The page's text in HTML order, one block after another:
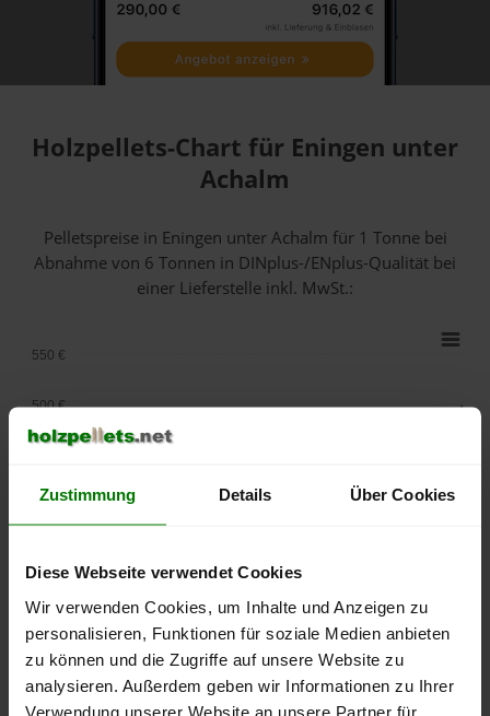
Zustimmung Details Über Cookies
Diese Webseite verwendet Cookies
Wir verwenden Cookies, um Inhalte und Anzeigen zu
personalisieren, Funktionen für soziale Medien anbieten
zu können und die Zugriffe auf unsere Website zu
analysieren. Außerdem geben wir Informationen zu Ihrer
Verwendung unserer Website an unsere Partner für
Holzpellets-Chart für Eningen unter
Achalm
Pelletspreise in Eningen unter Achalm für 1 Tonne bei
Abnahmevon 6 Tonnen in DINplus-/ENplus-Qualität bei
einer Lieferstelle inkl. MwSt.:
2025
2026
2026
250 €
300 €
500 €
550 €